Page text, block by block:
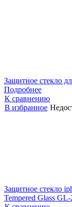
Защитное стекло
Подробнее
К сравнению
В избранное
Защитное стекло
Tempered Glass GL-